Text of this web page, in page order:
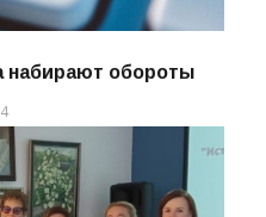
набирают обороты